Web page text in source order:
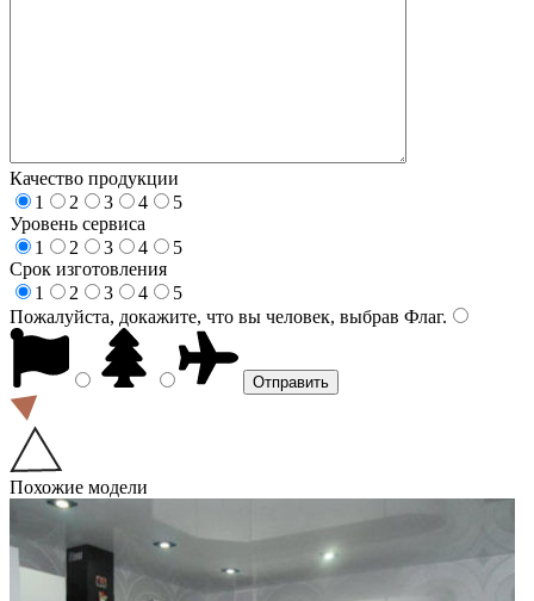
Качество продукции
1
2 3 4
5
Уровень сервиса
1
2 3 4
5
Срок изготовления
1
2 3 4
5
Пожалуйста, докажите, что вы человек, выбрав Флаг.
Похожие модели